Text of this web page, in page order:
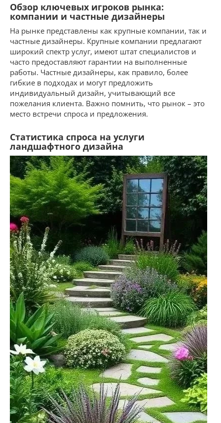
Обзор ключевых игроков рынка:
компании и частные дизайнеры
На рынке представлены как крупные компании, так и
частные дизайнеры. Крупные компании предлагают
широкий спектр услуг, имеют штат специалистов и
часто предоставляют гарантии на выполненные
работы. Частные дизайнеры, как правило, более
гибкие в подходах и могут предложить
индивидуальный дизайн, учитывающий все
пожелания клиента. Важно помнить, что рынок – это
место встречи спроса и предложения.
Статистика спроса на услуги
ландшафтного дизайна